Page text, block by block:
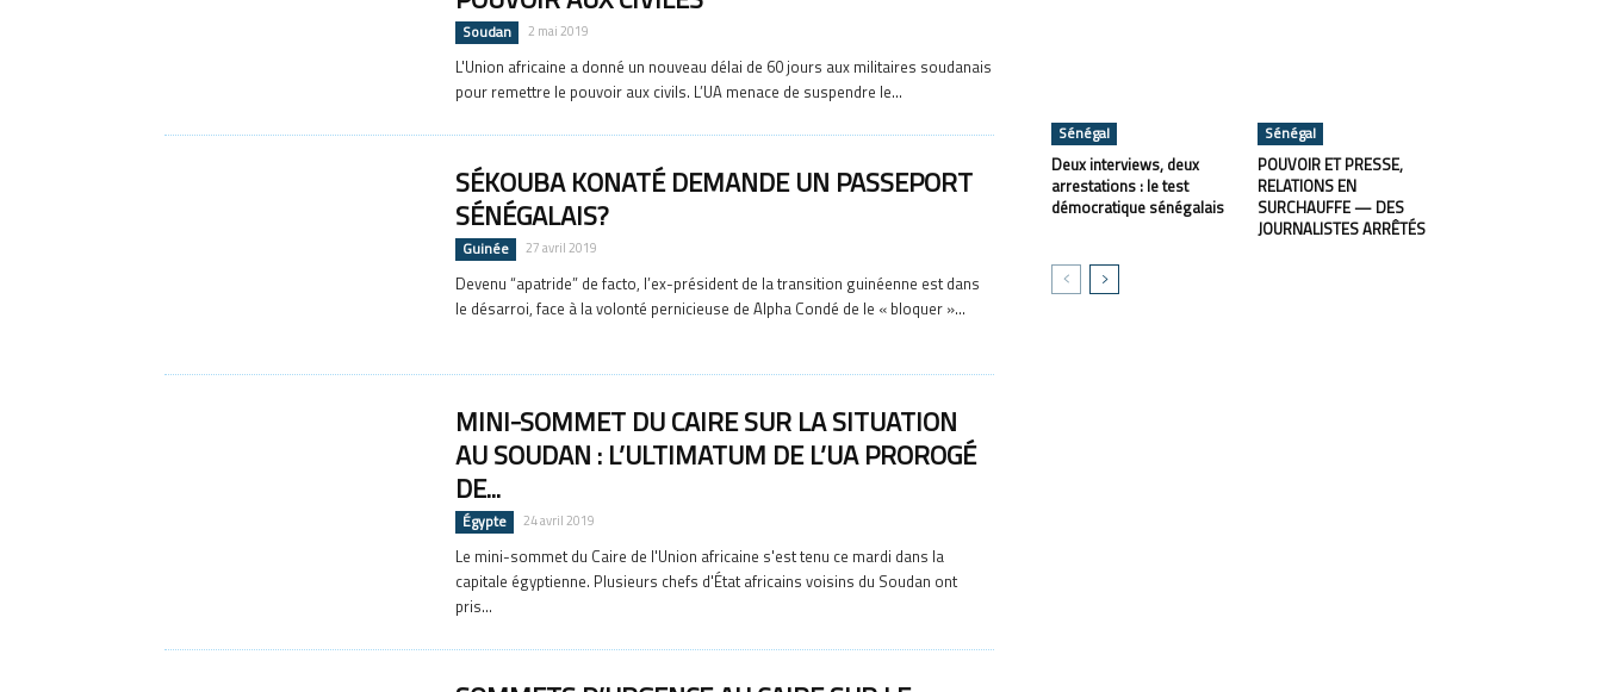
Soudan 2 mai 2019
L'Union africaine a donné un nouveau délai de 60 jours aux militaires soudanais
pour remettre le pouvoir aux civils. L’UA menace de suspendre le...
SÉKOUBA KONATÉ DEMANDE UN PASSEPORT
SÉNÉGALAIS?
Guinée 27 avril 2019
Devenu “apatride” de facto, l’ex-président de la transition guinéenne est dans
le désarroi, face à la volonté pernicieuse de Alpha Condé de le « bloquer »...
MINI-SOMMET DU CAIRE SUR LA SITUATION
AU SOUDAN : L’ULTIMATUM DE L’UA PROROGÉ
DE...
Égypte 24 avril 2019
Le mini-sommet du Caire de l'Union africaine s'est tenu ce mardi dans la
capitale égyptienne. Plusieurs chefs d'État africains voisins du Soudan ont
pris...
Sénégal
Deux interviews, deux
arrestations : le test
démocratique sénégalais
Sénégal
POUVOIR ET PRESSE,
RELATIONS EN
SURCHAUFFE — DES
JOURNALISTES ARRÊTÉS